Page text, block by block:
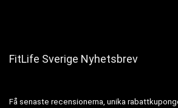
FitLife Sverige Nyhetsbrev
Få senaste recensionerna, unika